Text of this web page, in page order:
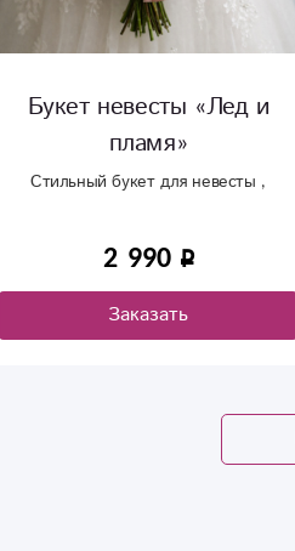
Букет невесты «Лед и
пламя»
Стильный букет для невесты ,
2 990
Заказать